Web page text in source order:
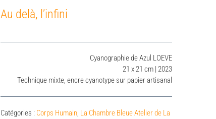
Au delà, l’infini
Cyanographie de Azul LOEVE
21 x 21 cm | 2023
Technique mixte, encre cyanotype sur papier artisanal
Catégories : Corps Humain, La Chambre Bleue Atelier de La